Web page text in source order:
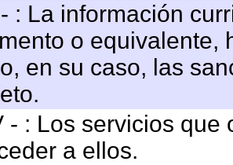
: La información
o equivalente,
en su caso, las
- : Los servicios
a ellos.